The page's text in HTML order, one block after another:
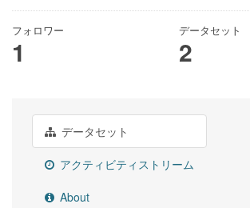
フォロワー
1
データセット
2
データセット
アクティビティストリーム
About